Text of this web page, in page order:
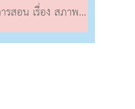
วณที่สัตว์และพืชอาศัยอยู่เหมาะสมหรือไม่ (5)